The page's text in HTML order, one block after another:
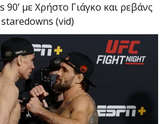
90’ με Χρήστο Γιάγκο και ρεβάνς
staredowns (vid)